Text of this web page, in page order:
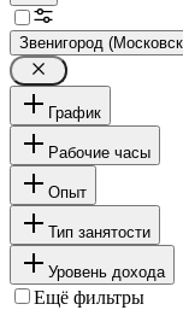
Звенигород
График
Рабочие часы
Опыт
Тип занятости
Уровень дохода
Ещё фильтры